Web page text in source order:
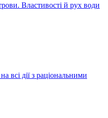
Властивості й рух води
всі дії з раціональними